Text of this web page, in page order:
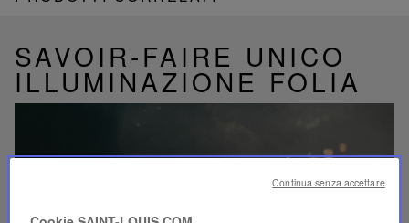
SAVOIR-FAIRE UNICO
ILLUMINAZIONE FOLIA
Continua senza accettare